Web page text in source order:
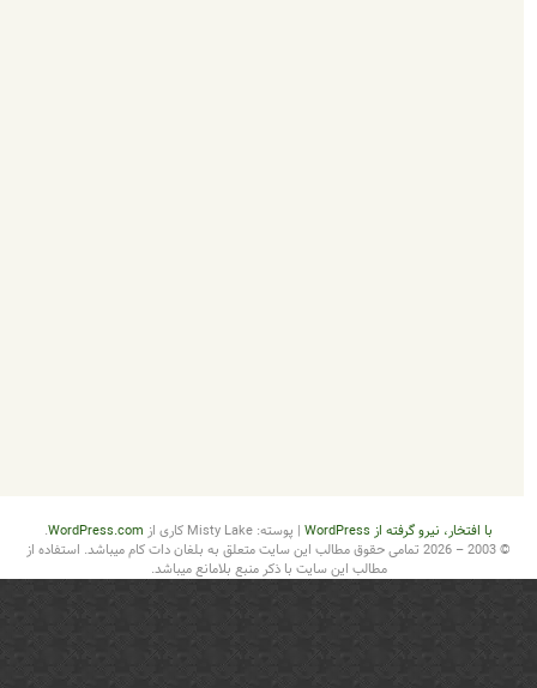
|پوسته: Misty Lake کاری از WordPress.com
.
– 2026 تمامی حقوق مطالب این سایت متعلق به بلغان دات کام میباشد. استفاده از
مطالب این سایت با ذکر منبع بلامانع میباشد.